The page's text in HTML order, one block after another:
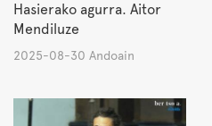
Hasierako agurra. Aitor
Mendiluze
2025-08-30 Andoain